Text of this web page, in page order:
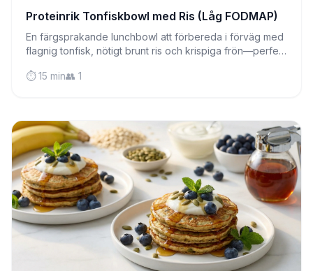
Proteinrik Tonfiskbowl med Ris (Låg FODMAP)
En färgsprakande lunchbowl att förbereda i förväg med
flagnig tonfisk, nötigt brunt ris och krispiga frön—perfekt
⏱️ 15 min👥 1